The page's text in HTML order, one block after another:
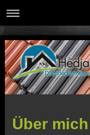
Über mich